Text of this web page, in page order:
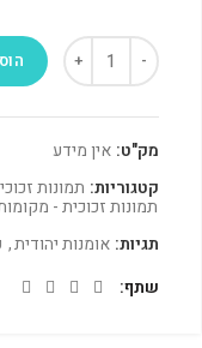
מק"ט: אין מידע
קטגוריות: תמונות
תמונות זכוכית -
תגיות: אומנות יהודית,
שתף